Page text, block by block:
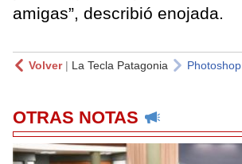
amigas”, describió enojada.
Volver| La Tecla Patagonia Photoshop
OTRAS NOTAS